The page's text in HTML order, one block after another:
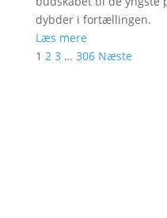
dybder i fortællingen.
Læs mere
1 2 3 … 306 Næste